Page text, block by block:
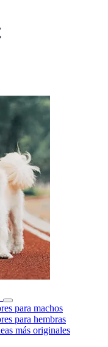
para machos
para hembras
más originales